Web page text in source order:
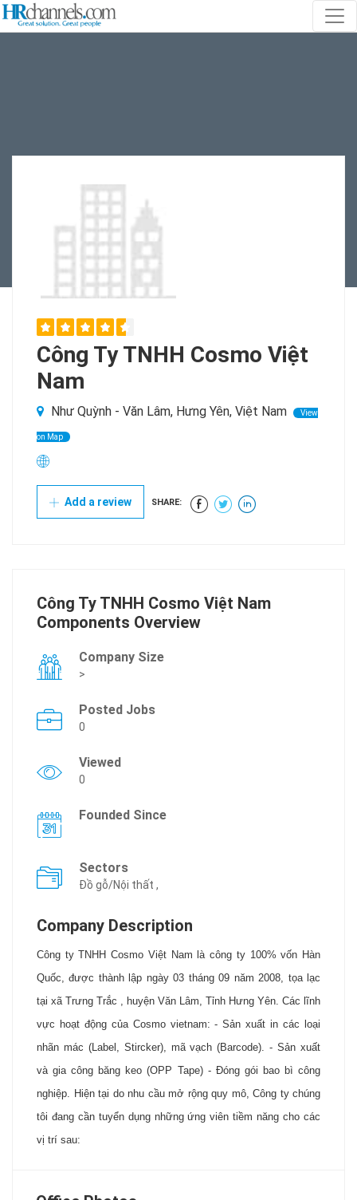
Công Ty TNHH Cosmo Việt
Nam
Như Quỳnh - Văn Lâm, Hưng Yên, Việt Nam View
on Map
Add a review SHARE:
Công Ty TNHH Cosmo Việt Nam
Components Overview
Company Size
>
Posted Jobs
0
Viewed
0
Founded Since
Sectors
Đồ gỗ/Nội thất ,
Company Description
Công ty TNHH Cosmo Việt Nam là công ty 100% vốn Hàn
Quốc, được thành lập ngày 03 tháng 09 năm 2008, tọa lạc
tại xã Trưng Trắc , huyện Văn Lâm, Tỉnh Hưng Yên. Các lĩnh
vực hoạt động của Cosmo vietnam: - Sản xuất in các loại
nhãn mác (Label, Stircker), mã vạch (Barcode). - Sản xuất
và gia công băng keo (OPP Tape) - Đóng gói bao bì công
nghiệp. Hiện tại do nhu cầu mở rộng quy mô, Công ty chúng
tôi đang cần tuyển dụng những ứng viên tiềm năng cho các
vị trí sau: